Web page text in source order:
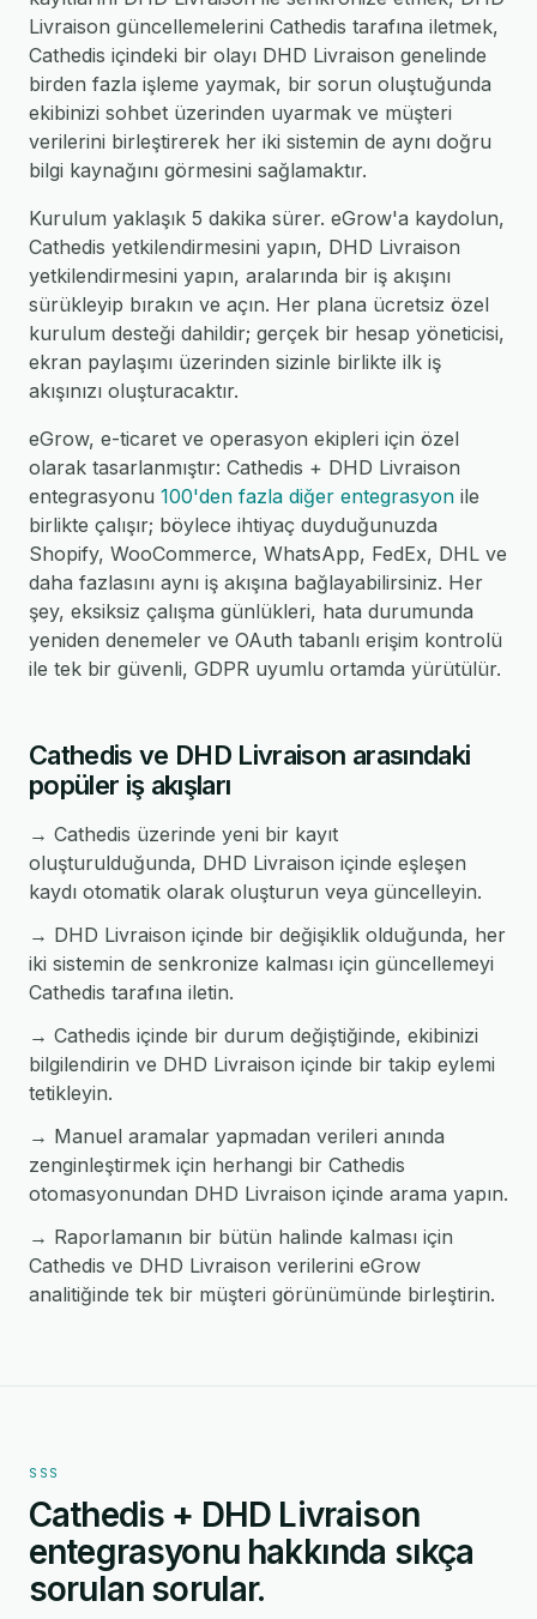
Livraison güncellemelerini Cathedis tarafına iletmek,
Cathedis içindeki bir olayı DHD Livraison genelinde
birden fazla işleme yaymak, bir sorun oluştuğunda
ekibinizi sohbet üzerinden uyarmak ve müşteri
verilerini birleştirerek her iki sistemin de aynı doğru
bilgi kaynağını görmesini sağlamaktır.
Kurulum yaklaşık 5 dakika sürer. eGrow'a kaydolun,
Cathedis yetkilendirmesini yapın, DHD Livraison
yetkilendirmesini yapın, aralarında bir iş akışını
sürükleyip bırakın ve açın. Her plana ücretsiz özel
kurulum desteği dahildir; gerçek bir hesap yöneticisi,
ekran paylaşımı üzerinden sizinle birlikte ilk iş
akışınızı oluşturacaktır.
eGrow, e-ticaret ve operasyon ekipleri için özel
olarak tasarlanmıştır: Cathedis + DHD Livraison
entegrasyonu 100'den fazla diğer entegrasyon ile
birlikte çalışır; böylece ihtiyaç duyduğunuzda
Shopify, WooCommerce, WhatsApp, FedEx, DHL ve
daha fazlasını aynı iş akışına bağlayabilirsiniz. Her
şey, eksiksiz çalışma günlükleri, hata durumunda
yeniden denemeler ve OAuth tabanlı erişim kontrolü
ile tek bir güvenli, GDPR uyumlu ortamda yürütülür.
Cathedis ve DHD Livraison arasındaki
popüler iş akışları
→ Cathedis üzerinde yeni bir kayıt
oluşturulduğunda, DHD Livraison içinde eşleşen
kaydı otomatik olarak oluşturun veya güncelleyin.
→ DHD Livraison içinde bir değişiklik olduğunda, her
iki sistemin de senkronize kalması için güncellemeyi
Cathedis tarafına iletin.
→ Cathedis içinde bir durum değiştiğinde, ekibinizi
bilgilendirin ve DHD Livraison içinde bir takip eylemi
tetikleyin.
→ Manuel aramalar yapmadan verileri anında
zenginleştirmek için herhangi bir Cathedis
otomasyonundan DHD Livraison içinde arama yapın.
→ Raporlamanın bir bütün halinde kalması için
Cathedis ve DHD Livraison verilerini eGrow
analitiğinde tek bir müşteri görünümünde birleştirin.
SSS
Cathedis + DHD Livraison
entegrasyonu hakkında sıkça
sorulan sorular.